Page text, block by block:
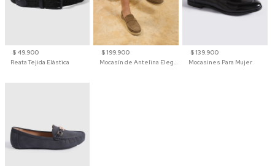
$ 49.900
Reata Tejida Elástica
$ 199.900
Mocasín de Antelina Elegante con Suela de Contraste Para Hombre
$ 139.900
Mocasines Para Mujer